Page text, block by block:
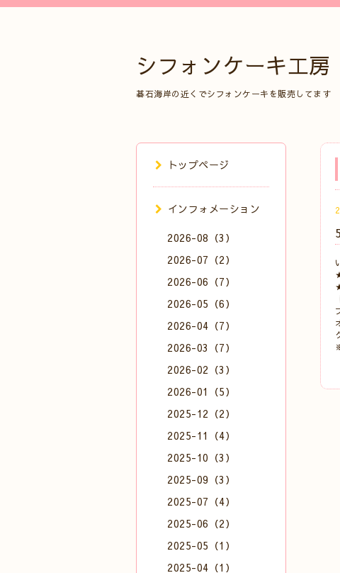
シフォンケーキ工
碁石海岸の近くでシフォンケーキを販売してます
トップページ
インフォメーション
2026-08（3）
2026-07（2）
2026-06（7）
2026-05（6）
2026-04（7）
2026-03（7）
2026-02（3）
2026-01（5）
2025-12（2）
2025-11（4）
2025-10（3）
2025-09（3）
2025-07（4）
2025-06（2）
2025-05（1）
2025-04（1）